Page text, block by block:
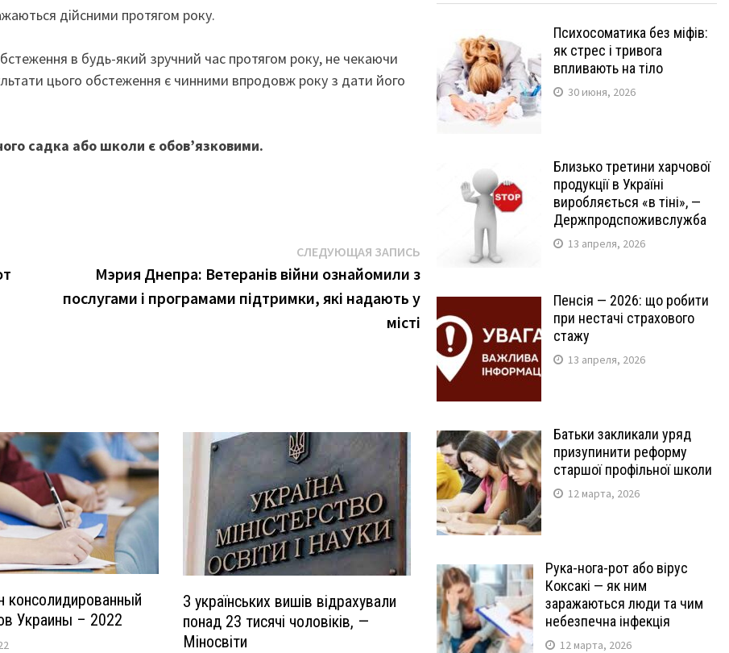
дійсними протягом року.
в будь-який зручний час протягом року, не чекаючи
цього обстеження є чинними впродовж року з дати його
садка або школи є обов’язковими.
СЛЕДУЮЩАЯ ЗАПИСЬ Следующая
запись:
Мэрия Днепра: Ветеранів війни ознайомили з
послугами і програмами підтримки, які надають у
місті
консолидированный
Украины – 2022
З українських вишів відрахували
понад 23 тисячі чоловіків, —
Міносвіти
Психосоматика без міфів:
як стрес і тривога
впливають на тіло
30 июня, 2026
Близько третини харчової
продукції в Україні
виробляється «в тіні», —
Держпродспоживслужба
13 апреля, 2026
Пенсія — 2026: що робити
при нестачі страхового
стажу
13 апреля, 2026
Батьки закликали уряд
призупинити реформу
старшої профільної школи
12 марта, 2026
Рука-нога-рот або вірус
Коксакі — як ним
заражаються люди та чим
небезпечна інфекція
12 марта, 2026